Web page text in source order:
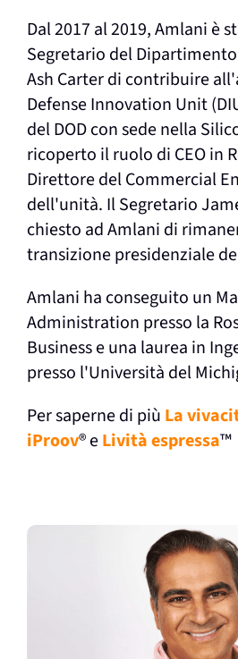
Dal 2017 al 2019, Amlani è
Segretario del Dipartimento
Ash Carter di contribuire
Defense Innovation Unit
del DOD con sede nella
ricoperto il ruolo di CEO in
Direttore del Commercial
dell'unità. Il Segretario
chiesto ad Amlani di
transizione presidenziale
Amlani ha conseguito un
Administration presso la
Business e una laurea in
presso l'Università del
Per saperne di più La
iProov®eLività espressa™